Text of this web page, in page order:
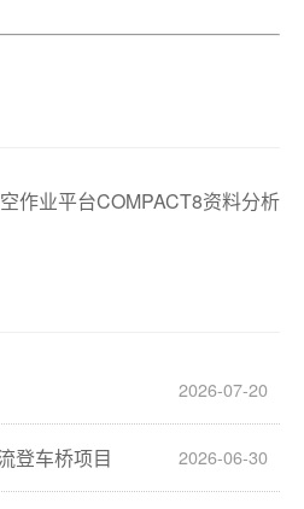
作业平台COMPACT8资料分析
2026-07-20
登车桥项目 2026-06-30